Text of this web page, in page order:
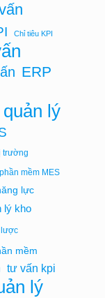
Chỉ tiêu KPI
ERP
quản lý
trường
phần mềm MES
lực
lý kho
lược
mềm
tư vấn kpi
lý